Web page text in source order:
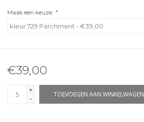
Maak een keuze: *
€39,00
+
-
TOEVOEGEN AAN WINKELWAGEN